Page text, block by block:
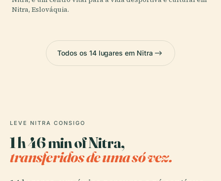
Nitra, Eslováquia.
Todos os 14 lugares em Nitra
LEVE NITRA CONSIGO
1 h 46 min of Nitra,
transferidos de uma só vez.